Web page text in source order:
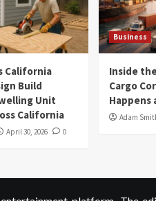
California
Build
Unit
California
April 30, 2026 0
Business
Inside
Cargo
Happens
Adam